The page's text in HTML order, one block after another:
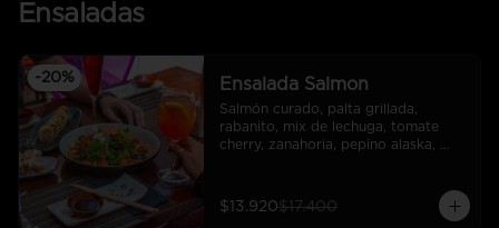
Ensaladas
-20% Ensalada Salmon
Salmón curado, palta grillada,
rabanito, mix de lechuga, tomate
cherry, zanahoria, pepino alaska,
$13.920$17.400